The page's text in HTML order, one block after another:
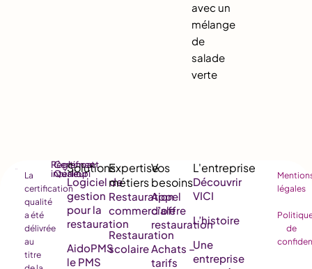
avec un
mélange
de
salade
verte
La
certification
qualité
a été
délivrée
au
titre
Règlement
intérieur
Certificat
Qualiopi
Logiciel de
gestion
pour la
restauration
AidoPMS
le PMS
Restauration
commerciale
Restauration
scolaire
Appel
d’offre
restauration
Achats –
tarifs
Découvrir
VICI
L’histoire
Une
entreprise
légales
de